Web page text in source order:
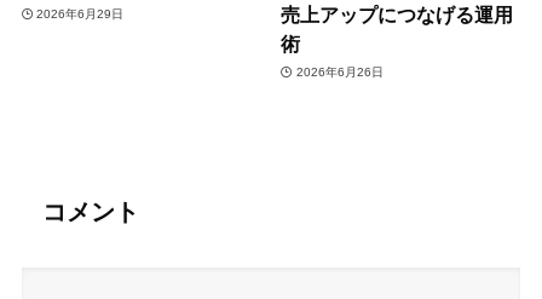
2026年6月29日
売上アップにつなげる運用
術
2026年6月26日
コメント